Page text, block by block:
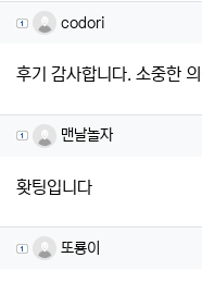
codori님의 댓글
codori
후기 감사합니다. 소중한
맨날놀자님의 댓
맨날놀자
홧팅입니다
또룡이님의 댓글
또룡이